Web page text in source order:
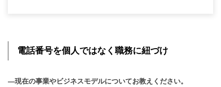
電話番号を個人ではなく職務に紐づけ
―現在の事業やビジネスモデルについてお教えください。